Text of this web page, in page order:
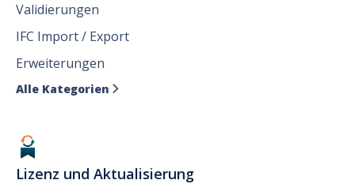
Validierungen
IFC Import / Export
Erweiterungen
Alle Kategorien 
Lizenz und Aktualisierung